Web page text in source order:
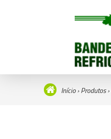
Início›Produtos›